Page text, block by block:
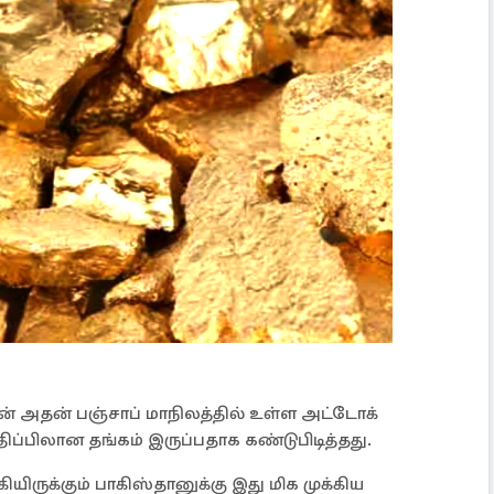
அதன் பஞ்சாப் மாநிலத்தில் உள்ள அட்டோக்
தங்கம் இருப்பதாக கண்டுபிடித்தது.
பாகிஸ்தானுக்கு இது மிக முக்கிய